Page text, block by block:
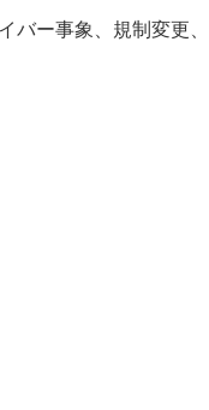
バー事象、規制変更、